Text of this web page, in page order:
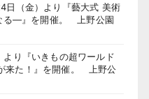
日（金）より『藝大式 美術
る―』を開催。 上野公園
より『いきもの超ワールド
来た！』を開催。 上野公